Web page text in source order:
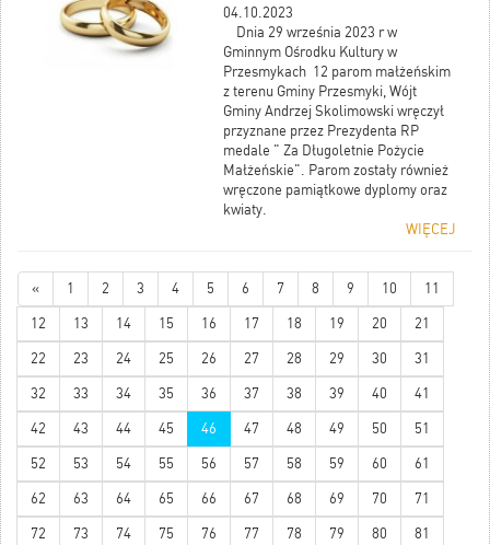
04.10.2023
Dnia 29 września 2023 r w
Gminnym Ośrodku Kultury w
Przesmykach 12 parom małżeńskim
z terenu Gminy Przesmyki, Wójt
Gminy Andrzej Skolimowski wręczył
przyznane przez Prezydenta RP
medale " Za Długoletnie Pożycie
Małżeńskie". Parom zostały również
wręczone pamiątkowe dyplomy oraz
kwiaty.
WIĘCEJ
« 1 2 3 4 5 6 7 8 9 10 11
12 13 14 15 16 17 18 19 20 21
22 23 24 25 26 27 28 29 30 31
32 33 34 35 36 37 38 39 40 41
42 43 44 45 46 47 48 49 50 51
52 53 54 55 56 57 58 59 60 61
62 63 64 65 66 67 68 69 70 71
72 73 74 75 76 77 78 79 80 81